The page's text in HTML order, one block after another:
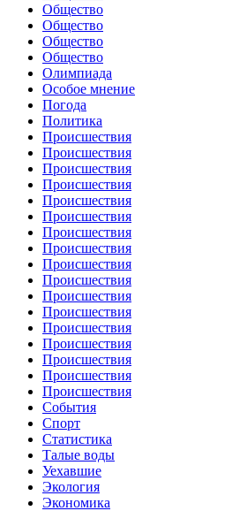
Общество
Общество
Общество
Общество
Олимпиада
Особое мнение
Погода
Политика
Происшествия
Происшествия
Происшествия
Происшествия
Происшествия
Происшествия
Происшествия
Происшествия
Происшествия
Происшествия
Происшествия
Происшествия
Происшествия
Происшествия
Происшествия
Происшествия
Происшествия
События
Спорт
Статистика
Талые воды
Уехавшие
Экология
Экономика